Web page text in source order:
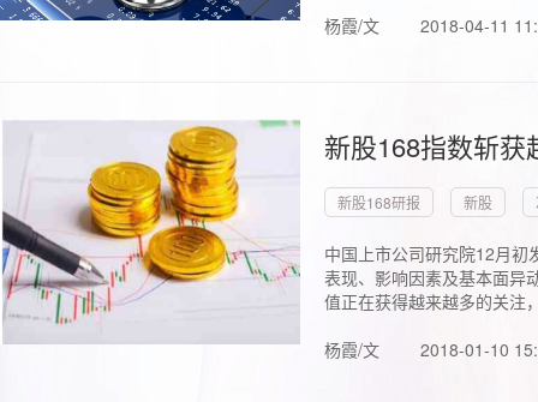
杨霞/文 2018-04-11
新股168指数斩
新股168研报 新股
中国上市公司研究院12月初
表现、影响因素及基本面异
值正在获得越来越多的关注
杨霞/文
2018-01-10